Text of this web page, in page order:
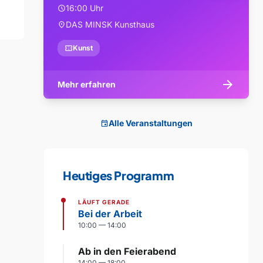
schedule16:00 Uhr
location_onDAS MINSK Kunsthaus
confirmation_numberKunst
Mehr erfahren arrow_forward
eventAlle Veranstaltungen
Heutiges Programm
LÄUFT GERADE
Bei der Arbeit
10:00 — 14:00
Ab in den Feierabend